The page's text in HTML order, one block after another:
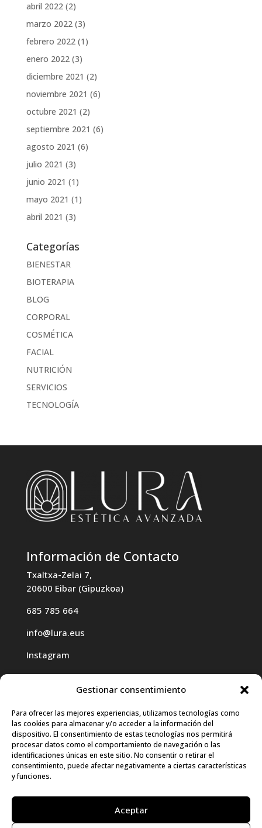
Gestionar consentimiento
Para ofrecer las mejores experiencias, utilizamos tecnologías como
las cookies para almacenar y/o acceder a la información del
dispositivo. El consentimiento de estas tecnologías nos permitirá
procesar datos como el comportamiento de navegación o las
identificaciones únicas en este sitio. No consentir o retirar el
consentimiento, puede afectar negativamente a ciertas características
y funciones.
Aceptar
abril 2022(2)
marzo 2022(3)
febrero 2022(1)
enero 2022(3)
diciembre 2021 (2)
noviembre 2021 (6)
octubre 2021 (2)
septiembre 2021 (6)
agosto 2021 (6)
julio 2021 (3)
junio 2021 (1)
mayo 2021 (1)
abril 2021 (3)
Categorías
BIENESTAR
BIOTERAPIA
BLOG
CORPORAL
COSMÉTICA
FACIAL
NUTRICIÓN
SERVICIOS
TECNOLOGÍA
Información de Contacto
Txaltxa-Zelai 7,
20600 Eibar (Gipuzkoa)
685 785 664
info@lura.eus
Instagram
Haz clic para aceptar cookies de
marketing y permitir este contenido